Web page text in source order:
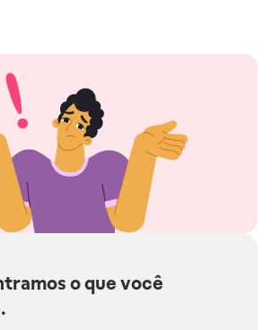
o que você